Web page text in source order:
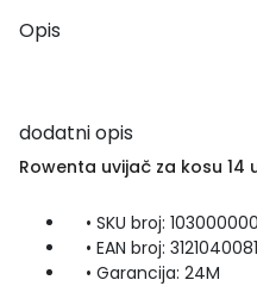
Opis
dodatni opis
Rowenta uvijač za kosu 14
• SKU broj:
• EAN broj:
• Garancija: 24M